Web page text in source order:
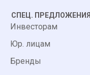
СПЕЦ. ПРЕДЛОЖЕНИЯ
Инвесторам
Юр. лицам
Бренды